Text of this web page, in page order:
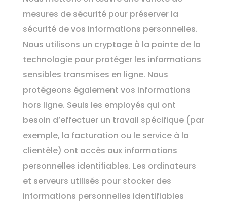
mesures de sécurité pour préserver la
sécurité de vos informations personnelles.
Nous utilisons un cryptage à la pointe de la
technologie pour protéger les informations
sensibles transmises en ligne. Nous
protégeons également vos informations
hors ligne. Seuls les employés qui ont
besoin d’effectuer un travail spécifique (par
exemple, la facturation ou le service à la
clientèle) ont accès aux informations
personnelles identifiables. Les ordinateurs
et serveurs utilisés pour stocker des
informations personnelles identifiables